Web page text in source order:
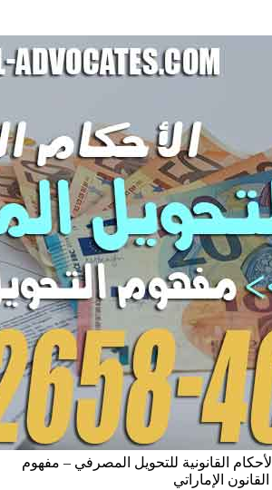
الأحكام القانونية للتحويل المصرفي – مفهوم
الإماراتي